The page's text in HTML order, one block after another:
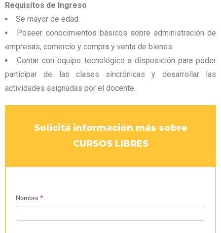
Requisitos de Ingreso
Se mayor de edad.
Poseer conocimientos básicos sobre administración de
empresas, comercio y compra y venta de bienes.
Contar con equipo tecnológico a disposición para poder
participar de las clases sincrónicas y desarrollar las
actividades asignadas por el docente.
Solicitá información más sobre
CURSOS LIBRES